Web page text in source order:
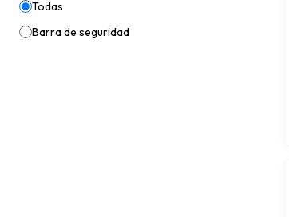
Todas
Barra de seguridad